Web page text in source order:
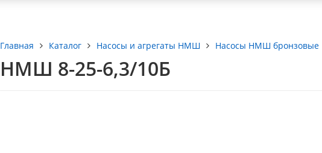
Главная Каталог Насосы и агрегаты НМШ Насосы НМШ бронзовые
НМШ 8-25-6,3/10Б